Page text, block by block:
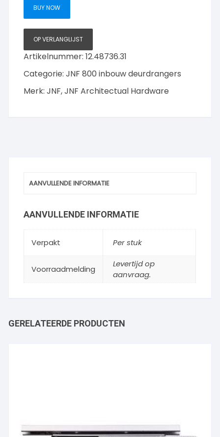
deurgewicht
130KG
aantal
BUY NOW
OP VERLANGLIJST
Artikelnummer:12.48736.31
Categorie:JNF 800 inbouw deurdrangers
Merk:JNF,JNF Architectual Hardware
AANVULLENDE INFORMATIE
AANVULLENDE INFORMATIE
Verpakt Per stuk
Voorraadmelding
Levertijd op
aanvraag.
GERELATEERDE PRODUCTEN